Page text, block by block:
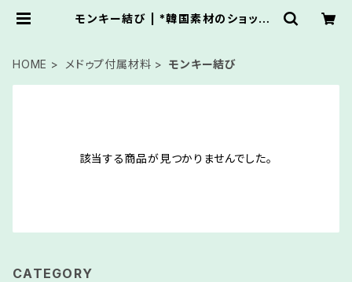
モンキー結び | *韓国素材のショップ*
HOME メドゥプ付属材料 モンキー結び
該当する商品が見つかりませんでした。
CATEGORY